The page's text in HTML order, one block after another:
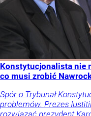
Konstytucjonalista nie
co musi zrobić
Spór o Trybunał
problemów. Prezes